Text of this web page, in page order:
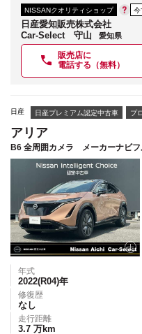
NISSANクオリティショップ 今
日産愛知販売株式会社
Car-Select 守山
愛知県
販売店に
電話する（無料）
日産 日産プレミアム認定中古車 プ
アリア
B6 全周囲カメラ メーカーナビフ
年式
2022(R04)年
修復歴
なし
走行距離
3.7 万km